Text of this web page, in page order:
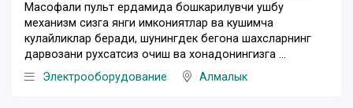
Масофали пульт ердамида бошкарилувчи ушбу
механизм сизга янги имкониятлар ва кушимча
кулайликлар беради, шунингдек бегона шахсларнинг
дарвозани рухсатсиз очиш ва хонадонингизга ...
Электрооборудование
Алмалык